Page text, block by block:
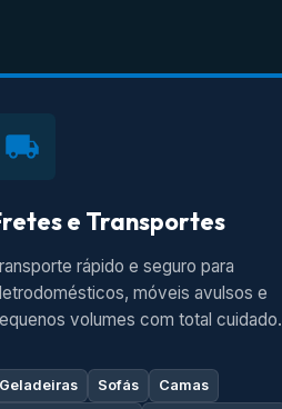
e Transportes
rápido e seguro para
móveis avulsos e
volumes com total cuidado.
Geladeiras Sofás
Camas